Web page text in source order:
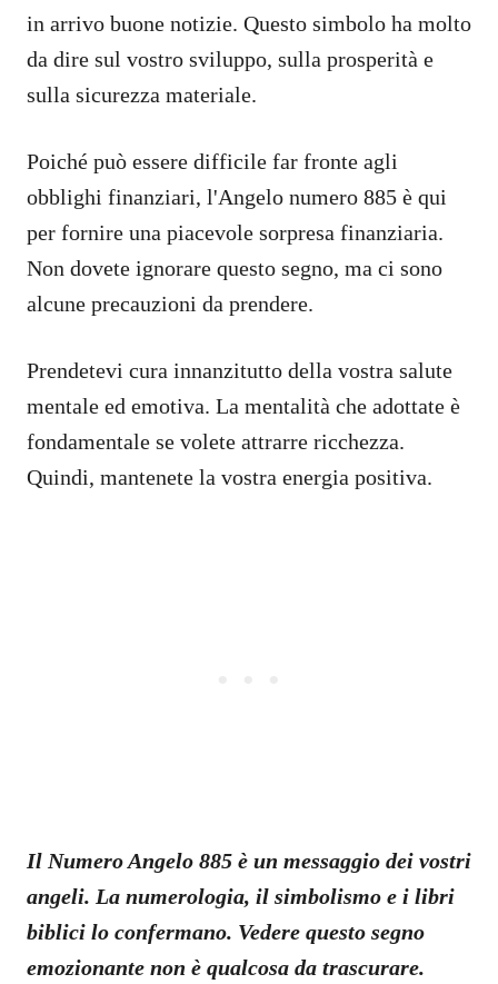
in arrivo buone notizie. Questo simbolo ha molto
da dire sul vostro sviluppo, sulla prosperità e
sulla sicurezza materiale.
Poiché può essere difficile far fronte agli
obblighi finanziari, l'Angelo numero 885 è qui
per fornire una piacevole sorpresa finanziaria.
Non dovete ignorare questo segno, ma ci sono
alcune precauzioni da prendere.
Prendetevi cura innanzitutto della vostra salute
mentale ed emotiva. La mentalità che adottate è
fondamentale se volete attrarre ricchezza.
Quindi, mantenete la vostra energia positiva.
Il Numero Angelo 885 è un messaggio dei vostri
angeli. La numerologia, il simbolismo e i libri
biblici lo confermano. Vedere questo segno
emozionante non è qualcosa da trascurare.